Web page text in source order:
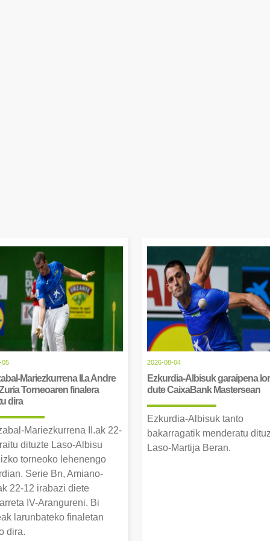
05
Mariezkurrena II.a Andre
Torneoaren finalera
dira
Mariezkurrena II.ak 22-
dituzte Laso-Albisu
torneoko lehenengo
Serie Bn, Amiano-
22-12 irabazi diete
IV-Arangureni. Bi
larunbateko finaletan
dira.
2026-08-04
Ezkurdia-Albisuk garaipena
dute CaixaBank Mastersean
Ezkurdia-Albisuk tanto
bakarragatik menderatu
Laso-Martija Beran.